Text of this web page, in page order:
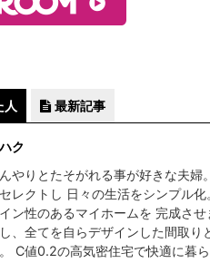
人 最新記事
ク
やりとたそがれる事が好きな夫
レクトし 日々の生活をシンプル
ン性のあるマイホームを 完成さ
、全てを自らデザインした間取り
C値0.2の高気密住宅で快適に暮ら